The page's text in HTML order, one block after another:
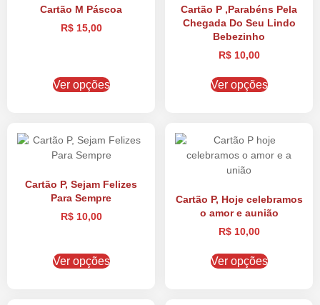
Cartão M Páscoa
R$15,00
Ver opções
Cartão P ,Parabéns Pela
Chegada Do Seu Lindo
Bebezinho
R$10,00
Ver opções
Cartão P, Sejam Felizes
Para Sempre
R$10,00
Ver opções
Cartão P, Hoje celebramos
o amor e aunião
R$10,00
Ver opções